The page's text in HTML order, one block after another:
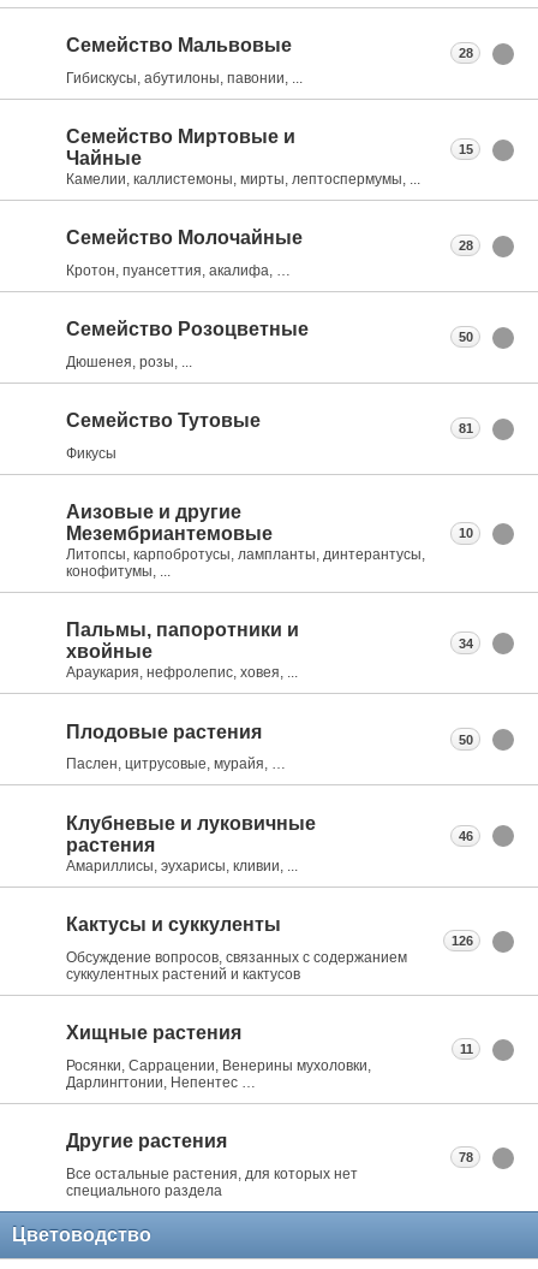
Семейство Мальвовые
Гибискусы, абутилоны, павонии, ...
28
Семейство Миртовые и
Чайные
Камелии, каллистемоны, мирты, лептоспермумы, ...
15
Семейство Молочайные
Кротон, пуансеттия, акалифа, …
28
Семейство Розоцветные
Дюшенея, розы, ...
50
Семейство Тутовые
Фикусы
81
Аизовые и другие
Мезембриантемовые
Литопсы, карпобротусы, лампланты, динтерантусы,
конофитумы, ...
10
Пальмы, папоротники и
хвойные
Араукария, нефролепис, ховея, ...
34
Плодовые растения
Паслен, цитрусовые, мурайя, …
50
Клубневые и луковичные
растения
Амариллисы, эухарисы, кливии, ...
46
Кактусы и суккуленты
Обсуждение вопросов, связанных с содержанием
суккулентных растений и кактусов
126
Хищные растения
Росянки, Саррацении, Венерины мухоловки,
Дарлингтонии, Непентес …
11
Другие растения
Все остальные растения, для которых нет
специального раздела
78
Цветоводство